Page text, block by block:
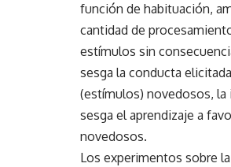
función de habituación,
cantidad de
estímulos sin
sesga la conducta
(estímulos) novedosos,
sesga el aprendizaje a
novedosos.
Los experimentos sobre